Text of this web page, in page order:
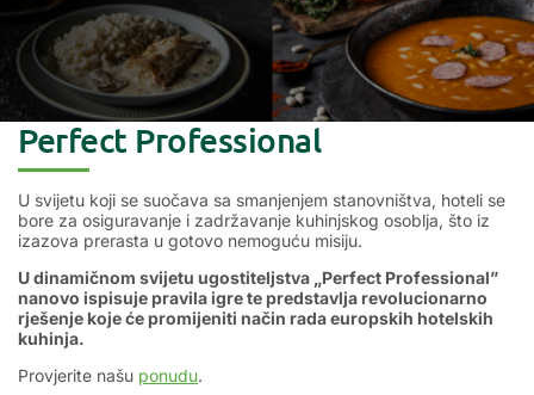
Perfect Professional
U svijetu koji se suočava sa smanjenjem stanovništva, hoteli se
bore za osiguravanje i zadržavanje kuhinjskog osoblja, što iz
izazova prerasta u gotovo nemoguću misiju.
U dinamičnom svijetu ugostiteljstva „Perfect Professional”
nanovo ispisuje pravila igre te predstavlja revolucionarno
rješenje koje će promijeniti način rada europskih hotelskih
kuhinja.
Provjerite našu ponudu.